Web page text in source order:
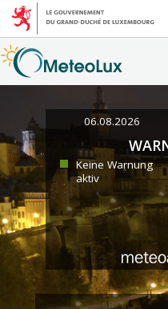
06.08.2026
Keine Warnung
aktiv